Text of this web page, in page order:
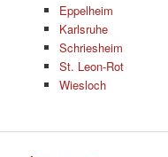
Eppelheim
Karlsruhe
Schriesheim
St. Leon-Rot
Wiesloch